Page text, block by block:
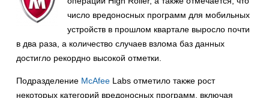
число вредоносных программ для мобильных
устройств в прошлом квартале выросло почти
в два раза, а количество случаев взлома баз данных
достигло рекордно высокой отметки.
Подразделение McAfee Labs отметило также рост
некоторых категорий вредоносных программ, включая